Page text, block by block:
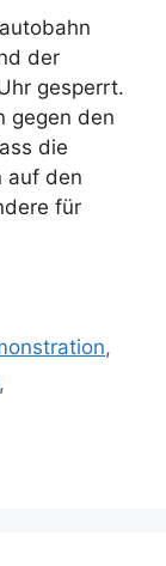
der
gesperrt.
gegen den
die
auf den
für
,
,